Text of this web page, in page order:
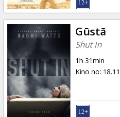
Gūstā
Shut In
1h 31min
Kino no: